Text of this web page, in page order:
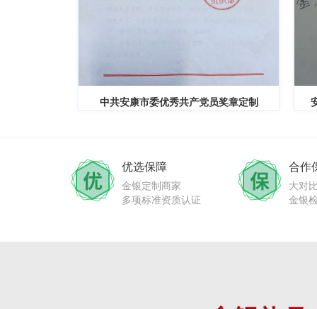
中共安康市委优秀共产党员奖章定制
优选保障
金银定制商家
多项标准资质认证
合作
大对
金银